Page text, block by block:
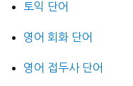
토익 단어
영어 회화 단어
영어 접두사 단어